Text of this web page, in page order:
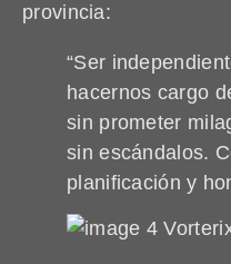
provincia:
“Ser
hacernos cargo
sin prometer
sin escándalos.
planificación y